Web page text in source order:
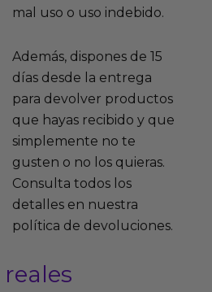
mal uso o uso indebido.
Además, dispones de 15
días desde la entrega
para devolver productos
que hayas recibido y que
simplemente no te
gusten o no los quieras.
Consulta todos los
detalles en nuestra
política de devoluciones.
reales